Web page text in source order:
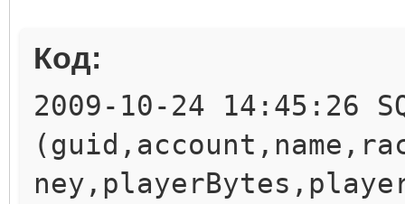
Код:
2009-10-24 14:45:26